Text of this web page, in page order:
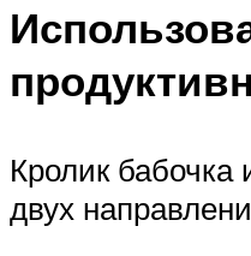
Кролик бабочка
двух